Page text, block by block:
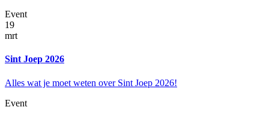
Event
19
mrt
Sint Joep 2026
Alles wat je moet weten over Sint Joep 2026!
Event